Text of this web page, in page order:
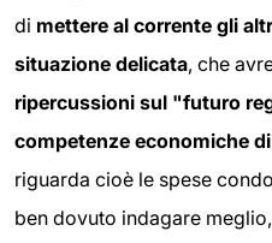
di mettere al corrente gli
situazione delicata, che
ripercussioni sul "futuro
competenze economiche
riguarda cioè le spese
ben dovuto indagare